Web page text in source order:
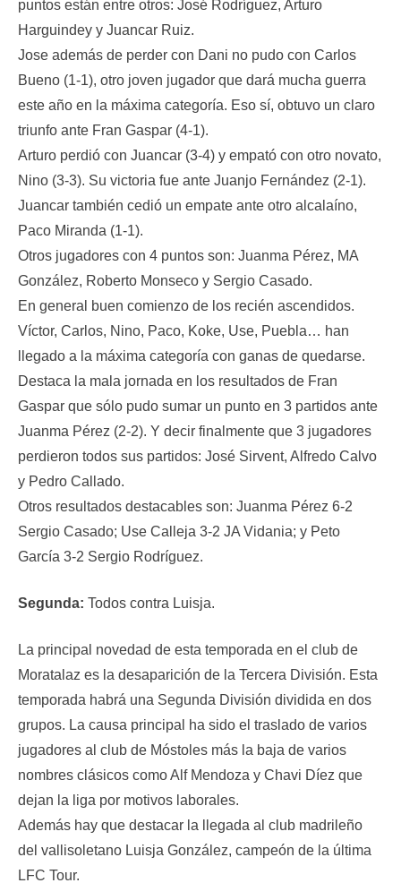
puntos están entre otros: José Rodríguez, Arturo
Harguindey y Juancar Ruiz.
Jose además de perder con Dani no pudo con Carlos
Bueno (1-1), otro joven jugador que dará mucha guerra
este año en la máxima categoría. Eso sí, obtuvo un claro
triunfo ante Fran Gaspar (4-1).
Arturo perdió con Juancar (3-4) y empató con otro novato,
Nino (3-3). Su victoria fue ante Juanjo Fernández (2-1).
Juancar también cedió un empate ante otro alcalaíno,
Paco Miranda (1-1).
Otros jugadores con 4 puntos son: Juanma Pérez, MA
González, Roberto Monseco y Sergio Casado.
En general buen comienzo de los recién ascendidos.
Víctor, Carlos, Nino, Paco, Koke, Use, Puebla… han
llegado a la máxima categoría con ganas de quedarse.
Destaca la mala jornada en los resultados de Fran
Gaspar que sólo pudo sumar un punto en 3 partidos ante
Juanma Pérez (2-2). Y decir finalmente que 3 jugadores
perdieron todos sus partidos: José Sirvent, Alfredo Calvo
y Pedro Callado.
Otros resultados destacables son: Juanma Pérez 6-2
Sergio Casado; Use Calleja 3-2 JA Vidania; y Peto
García 3-2 Sergio Rodríguez.
Segunda: Todos contra Luisja.
La principal novedad de esta temporada en el club de
Moratalaz es la desaparición de la Tercera División. Esta
temporada habrá una Segunda División dividida en dos
grupos. La causa principal ha sido el traslado de varios
jugadores al club de Móstoles más la baja de varios
nombres clásicos como Alf Mendoza y Chavi Díez que
dejan la liga por motivos laborales.
Además hay que destacar la llegada al club madrileño
del vallisoletano Luisja González, campeón de la última
LFC Tour.